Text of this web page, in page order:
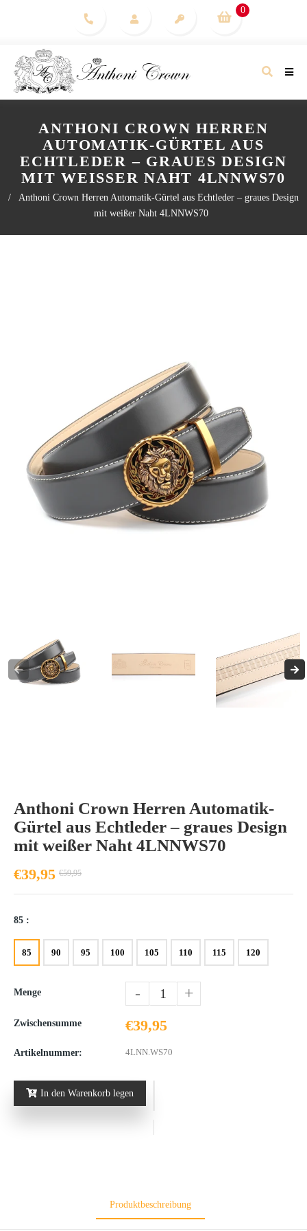
0
ANTHONI CROWN HERREN
AUTOMATIK-GÜRTEL AUS
ECHTLEDER – GRAUES DESIGN
MIT WEISSER NAHT 4LNNWS70
/
Anthoni Crown Herren Automatik-Gürtel aus Echtleder – graues Design
mit weißer Naht 4LNNWS70
Anthoni Crown Herren Automatik-
Gürtel aus Echtleder – graues Design
mit weißer Naht 4LNNWS70
€39,95 €59,95
85 :
85 90 95 100 105 110 115 120
Menge - +
Zwischensumme €39,95
Artikelnummer: 4LNN.WS70
In den Warenkorb legen
Produktbeschreibung